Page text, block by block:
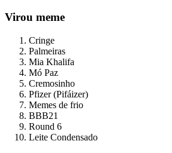
Virou meme
Cringe
Palmeiras
Mia Khalifa
Mó Paz
Cremosinho
Pfizer (Pifáizer)
Memes de frio
BBB21
Round 6
Leite Condensado